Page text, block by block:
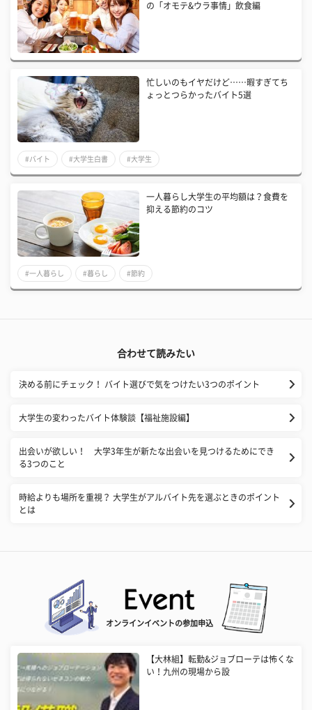
の「オモテ&ウラ事情」飲食編
忙しいのもイヤだけど……暇すぎてち
ょっとつらかったバイト5選
#バイト #大学生白書 #大学生
一人暮らし大学生の平均額は？食費を
抑える節約のコツ
#一人暮らし #暮らし #節約
合わせて読みたい
決める前にチェック！ バイト選びで気をつけたい3つのポイント
大学生の変わったバイト体験談【福祉施設編】
出会いが欲しい！ 大学3年生が新たな出会いを見つけるためにでき
る3つのこと
時給よりも場所を重視？ 大学生がアルバイト先を選ぶときのポイント
とは
オンラインイベントの参加申込
【大林組】転勤&ジョブローテは怖くな
い！九州の現場から設